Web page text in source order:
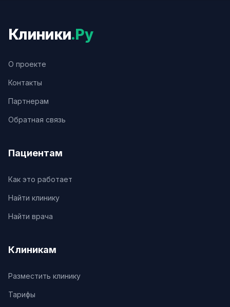
Клиники.Ру
О проекте
Контакты
Партнерам
Обратная связь
Пациентам
Как это работает
Найти клинику
Найти врача
Клиникам
Разместить клинику
Тарифы